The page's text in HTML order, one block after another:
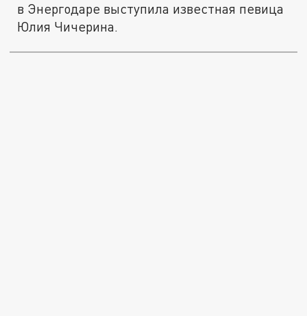
в Энергодаре выступила известная певица
Юлия Чичерина.